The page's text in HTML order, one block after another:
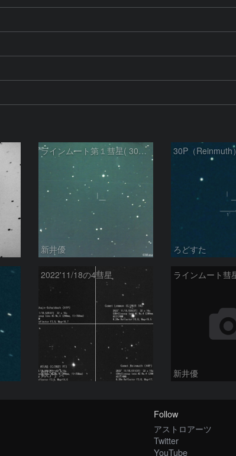
ラインムート第１彗星( 30P )：2023/12/04
新井優
30P（Reinmuth）
ろどすた
2022'11/18の4彗星
銀河☆ 新井優
Follow
アストロアーツ
Twitter
YouTube